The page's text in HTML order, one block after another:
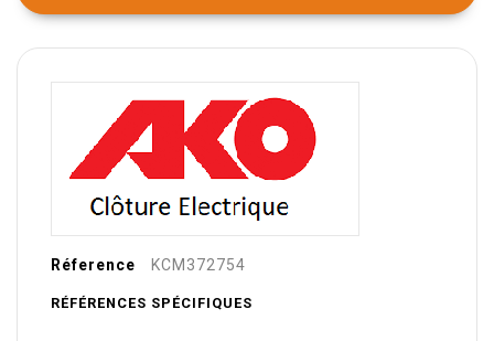
Réference KCM372754
RÉFÉRENCES SPÉCIFIQUES